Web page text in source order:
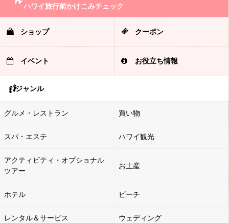
ハワイ旅行前かけこみチェック
ショップ クーポン
イベント お役立ち情報
ジャンル
グルメ・レストラン 買い物
スパ・エステ ハワイ観光
アクティビティ・オプショナル
ツアー
お土産
ホテル ビーチ
レンタル＆サービス ウェディング